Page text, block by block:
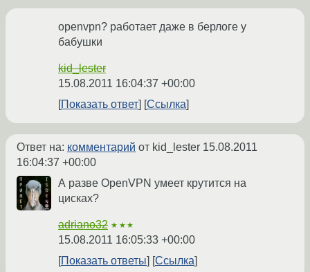
openvpn? работает даже в берлоге у
бабушки
kid_lester
15.08.2011 16:04:37 +00:00
Показать ответ
Ссылка
Ответ на: комментарий от kid_lester 15.08.2011
16:04:37 +00:00
А разве OpenVPN умеет крутится на
цисках?
adriano32 ★★★
15.08.2011 16:05:33 +00:00
Показать ответы
Ссылка